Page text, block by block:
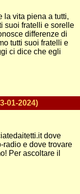
la vita piena a tutti,
suoi fratelli e sorelle
differenze di
tutti suoi fratelli e
ci dice che egli
01-2024)
dove
radio e dove trovare
Per ascoltare il